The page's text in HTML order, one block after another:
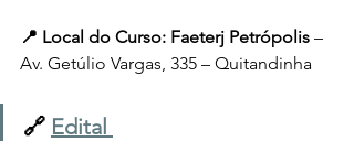
📍 Local do Curso: Faeterj Petrópolis –
Av. Getúlio Vargas, 335 – Quitandinha
🔗 Edital